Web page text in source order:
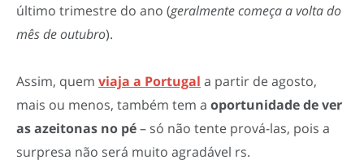
último trimestre do ano (geralmente começa a volta do
mês de outubro).
Assim, quem viaja a Portugal a partir de agosto,
mais ou menos, também tem a oportunidade de ver
as azeitonas no pé– só não tente prová-las, pois a
surpresa não será muito agradável rs.